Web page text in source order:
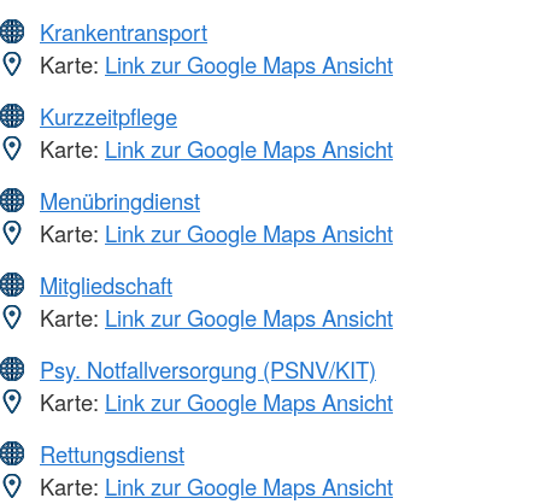
Krankentransport
Karte: Link zur Google Maps Ansicht
Kurzzeitpflege
Karte: Link zur Google Maps Ansicht
Menübringdienst
Karte: Link zur Google Maps Ansicht
Mitgliedschaft
Karte: Link zur Google Maps Ansicht
Psy. Notfallversorgung (PSNV/KIT)
Karte: Link zur Google Maps Ansicht
Rettungsdienst
Karte: Link zur Google Maps Ansicht